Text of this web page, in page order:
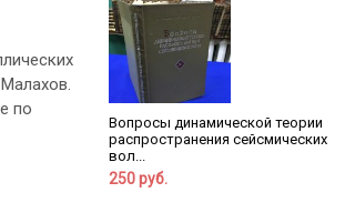
по
Вопросы динамической теории
распространения сейсмических
вол...
250 руб.